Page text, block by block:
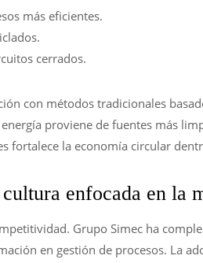
más eficientes.
cerrados.
con métodos tradicionales
proviene de fuentes más
fortalece la economía circular
enfocada en la
Grupo Simec ha
en gestión de procesos. La